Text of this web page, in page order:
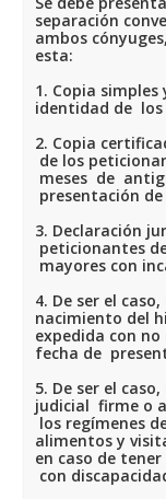
separación
ambos
esta:
1. Copia
identidad de
2. Copia
de los
meses de
presentación
3. Declaración
peticionantes
mayores con
4. De ser el
nacimiento del
expedida con
fecha de
5. De ser el
judicial firme o
los regímenes
alimentos y
en caso de
con